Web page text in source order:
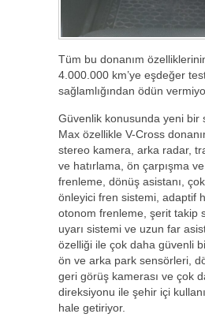
Tüm bu donanım
4.000.000 km’ye eşdeğer
sağlamlığından ödün
Güvenlik konusunda yeni bir
Max özellikle V-Cross
stereo kamera, arka radar,
ve hatırlama, ön çarpışma
frenleme, dönüş asistanı,
önleyici fren sistemi, adaptif
otonom frenleme, şerit takip
uyarı sistemi ve uzun far
özelliği ile çok daha güvenli
ön ve arka park sensörleri,
geri görüş kamerası ve çok
direksiyonu ile şehir içi
hale getiriyor.